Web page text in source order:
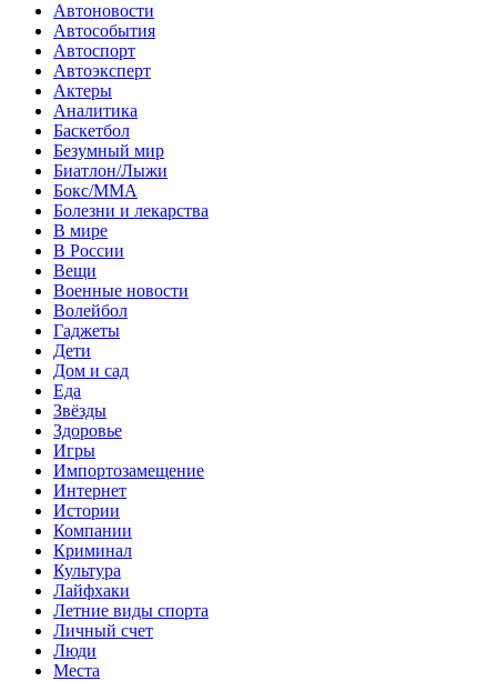
Автоновости
Автособытия
Автоспорт
Автоэксперт
Актеры
Аналитика
Баскетбол
Безумный мир
Биатлон/Лыжи
Бокс/MMA
Болезни и лекарства
В мире
В России
Вещи
Военные новости
Волейбол
Гаджеты
Дети
Дом и сад
Еда
Звёзды
Здоровье
Игры
Импортозамещение
Интернет
Истории
Компании
Криминал
Культура
Лайфхаки
Летние виды спорта
Личный счет
Люди
Места